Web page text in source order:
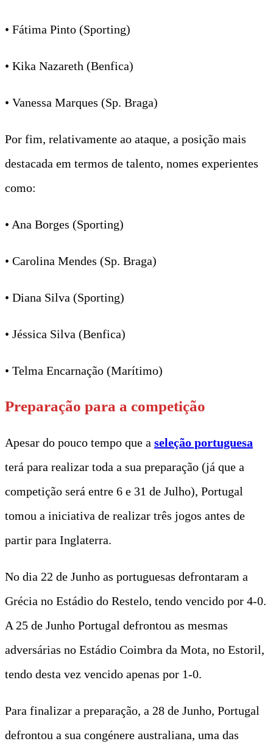
• Fátima Pinto (Sporting)
• Kika Nazareth (Benfica)
• Vanessa Marques (Sp. Braga)
Por fim, relativamente ao ataque, a posição mais
destacada em termos de talento, nomes experientes
como:
• Ana Borges (Sporting)
• Carolina Mendes (Sp. Braga)
• Diana Silva (Sporting)
• Jéssica Silva (Benfica)
• Telma Encarnação (Marítimo)
Preparação para a competição
Apesar do pouco tempo que a seleção portuguesa
terá para realizar toda a sua preparação (já que a
competição será entre 6 e 31 de Julho), Portugal
tomou a iniciativa de realizar três jogos antes de
partir para Inglaterra.
No dia 22 de Junho as portuguesas defrontaram a
Grécia no Estádio do Restelo, tendo vencido por 4-0.
A 25 de Junho Portugal defrontou as mesmas
adversárias no Estádio Coimbra da Mota, no Estoril,
tendo desta vez vencido apenas por 1-0.
Para finalizar a preparação, a 28 de Junho, Portugal
defrontou a sua congénere australiana, uma das